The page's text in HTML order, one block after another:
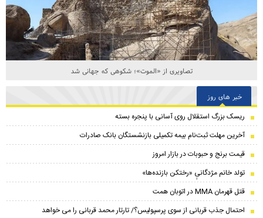
تصاویری از «الموت»؛ شکوهی که جهانی شد
خبر های روز
ریسک بزرگ استقلال روی آسانی با پنجره بسته
آخرین مهلت ثبت‌نام بیمه تکمیلی بازنشستگان بانک صادرات
قیمت برنج و حبوبات در بازار امروز
تولد خانم مژدگانیِِ «رختکن بازنده‌ها»
قتل قهرمان MMA در اتوبان همت
احتمال جذب قربانی از سوی پرسپولیس؟/ تارتار محمد قربانی را می خواهد